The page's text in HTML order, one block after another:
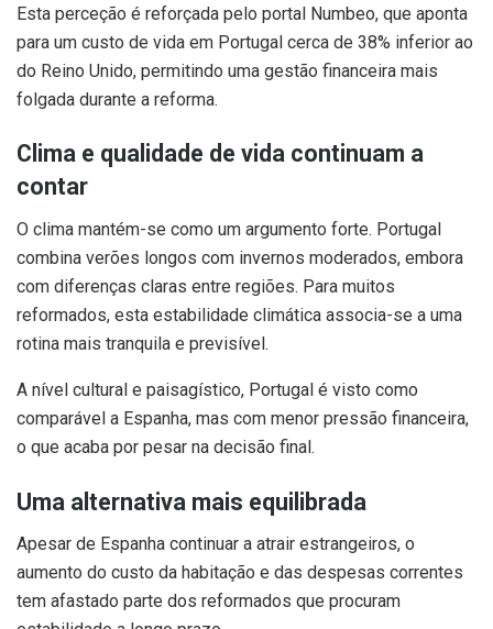
Esta perceção é reforçada pelo portal Numbeo, que aponta
para um custo de vida em Portugal cerca de 38% inferior ao
do Reino Unido, permitindo uma gestão financeira mais
folgada durante a reforma.
Clima e qualidade de vida continuam a
contar
O clima mantém-se como um argumento forte. Portugal
combina verões longos com invernos moderados, embora
com diferenças claras entre regiões. Para muitos
reformados, esta estabilidade climática associa-se a uma
rotina mais tranquila e previsível.
A nível cultural e paisagístico, Portugal é visto como
comparável a Espanha, mas com menor pressão financeira,
o que acaba por pesar na decisão final.
Uma alternativa mais equilibrada
Apesar de Espanha continuar a atrair estrangeiros, o
aumento do custo da habitação e das despesas correntes
tem afastado parte dos reformados que procuram